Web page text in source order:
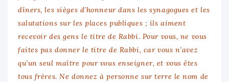
dîners, les sièges d’honneur dans les synagogues et les
salutations sur les places publiques ; ils aiment
recevoir des gens le titre de Rabbi. Pour vous, ne vous
faites pas donner le titre de Rabbi, car vous n’avez
qu’un seul maître pour vous enseigner, et vous êtes
tous frères. Ne donnez à personne sur terre le nom de